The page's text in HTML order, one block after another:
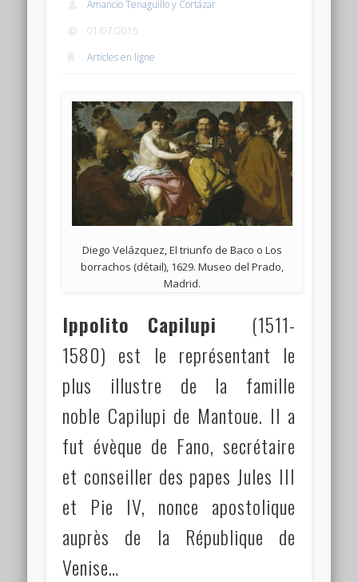
Site de WordPress-FR
Amancio Tenaguillo y Cortázar
01/07/2015
Articles en ligne
Diego Velázquez, El triunfo de Baco o Los
borrachos (détail), 1629. Museo del Prado,
Madrid.
Ippolito Capilupi (1511-
1580) est le représentant le
plus illustre de la famille
noble Capilupi de Mantoue. Il a
fut évèque de Fano, secrétaire
et conseiller des papes Jules III
et Pie IV, nonce apostolique
auprès de la République de
Venise…